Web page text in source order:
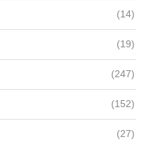
(14)
(19)
(247)
(152)
(27)